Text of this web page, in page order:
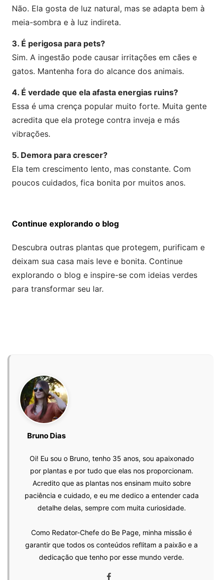
Não. Ela gosta de luz natural, mas se adapta bem à
meia-sombra e à luz indireta.
3. É perigosa para pets?
Sim. A ingestão pode causar irritações em cães e
gatos. Mantenha fora do alcance dos animais.
4. É verdade que ela afasta energias ruins?
Essa é uma crença popular muito forte. Muita gente
acredita que ela protege contra inveja e más
vibrações.
5. Demora para crescer?
Ela tem crescimento lento, mas constante. Com
poucos cuidados, fica bonita por muitos anos.
Continue explorando o blog
Descubra outras plantas que protegem, purificam e
deixam sua casa mais leve e bonita. Continue
explorando o blog e inspire-se com ideias verdes
para transformar seu lar.
Bruno Dias
Oi! Eu sou o Bruno, tenho 35 anos, sou apaixonado
por plantas e por tudo que elas nos proporcionam.
Acredito que as plantas nos ensinam muito sobre
paciência e cuidado, e eu me dedico a entender cada
detalhe delas, sempre com muita curiosidade.
Como Redator-Chefe do Be Page, minha missão é
garantir que todos os conteúdos reflitam a paixão e a
dedicação que tenho por esse mundo verde.